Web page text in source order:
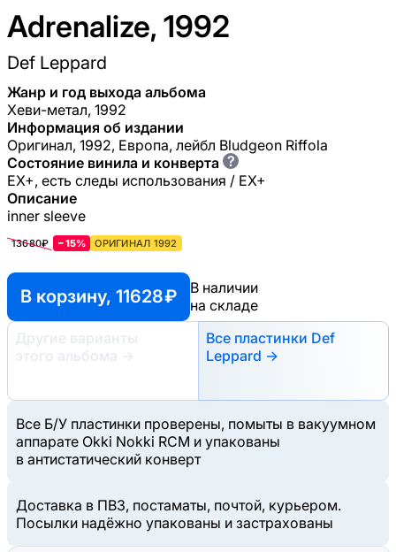
Adrenalize, 1992
Def Leppard
Жанр и год выхода альбома
Хеви-метал, 1992
Информация об издании
Оригинал, 1992, Европа, лейбл Bludgeon Riffola
Состояние винила и конверта ?
EX+, есть следы использования / EX+
Описание
inner sleeve
13680₽ −15% ОРИГИНАЛ 1992
В корзину, 11628 ₽
В наличии
на складе
Другие варианты
этого альбома
→
Все пластинки Def
Leppard →
Все Б/У пластинки проверены, помыты в вакуумном
аппарате Okki Nokki RCM и упакованы
в антистатический конверт
Доставка в ПВЗ, постаматы, почтой, курьером.
Посылки надёжно упакованы и застрахованы